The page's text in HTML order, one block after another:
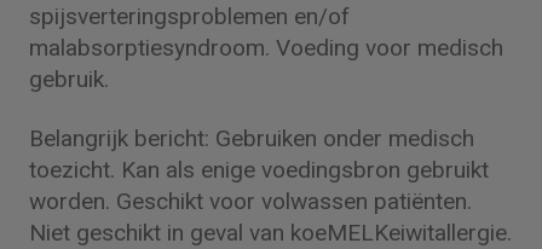
spijsverteringsproblemen en/of
malabsorptiesyndroom. Voeding voor medisch
gebruik.
Belangrijk bericht: Gebruiken onder medisch
toezicht. Kan als enige voedingsbron gebruikt
worden. Geschikt voor volwassen patiënten.
Niet geschikt in geval van koeMELKeiwitallergie.